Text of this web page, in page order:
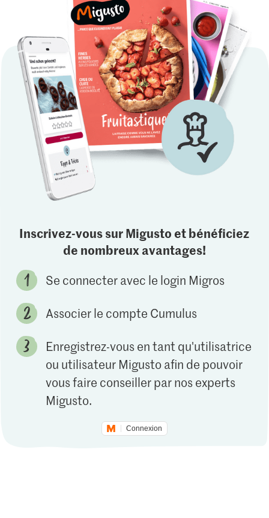
Inscrivez-vous sur Migusto et bénéficiez
de nombreux avantages!
Se connecter avec le login Migros
Associer le compte Cumulus
Enregistrez-vous en tant qu'utilisatrice
ou utilisateur Migusto afin de pouvoir
vous faire conseiller par nos experts
Migusto.
Connexion